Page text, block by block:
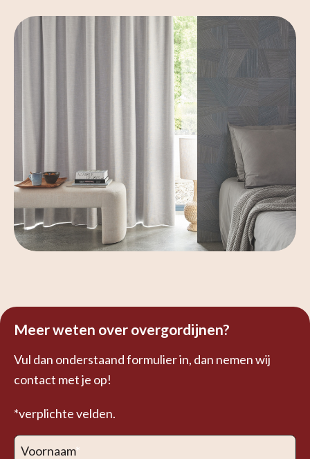
Meer weten over overgordijnen?
Vul dan onderstaand formulier in, dan nemen wij
contact met je op!
*verplichte velden.
Voornaam*